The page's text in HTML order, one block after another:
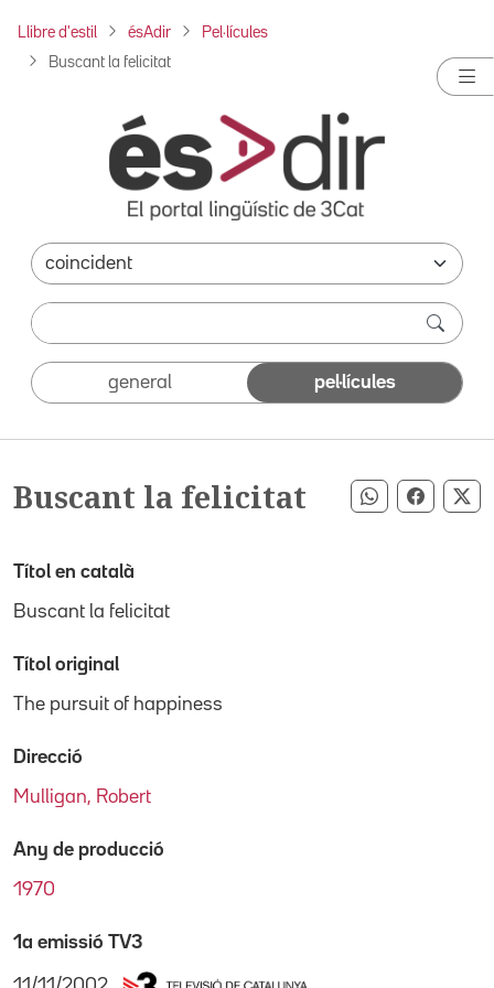
Llibre d'estil ésAdir Pel·lícules
Buscant la felicitat
general pel·lícules
Buscant la felicitat Compartir
Títol en català
Buscant la felicitat
Títol original
The pursuit of happiness
Direcció
Mulligan, Robert
Any de producció
1970
1a emissió TV3